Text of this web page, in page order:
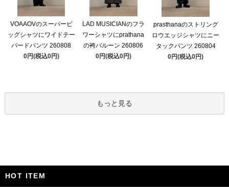
VOAAOVのスーパービ
ッグシャツにワイドテー
パードパンツ 260808
0円(税込0円)
LAD MUSICIANのフラ
ワーシャツにprathana
の袴バルーン 260806
0円(税込0円)
prasthanaのストリング
ロウエッジシャツにニー
タックパンツ 260804
0円(税込0円)
もっと見る
HOT ITEM